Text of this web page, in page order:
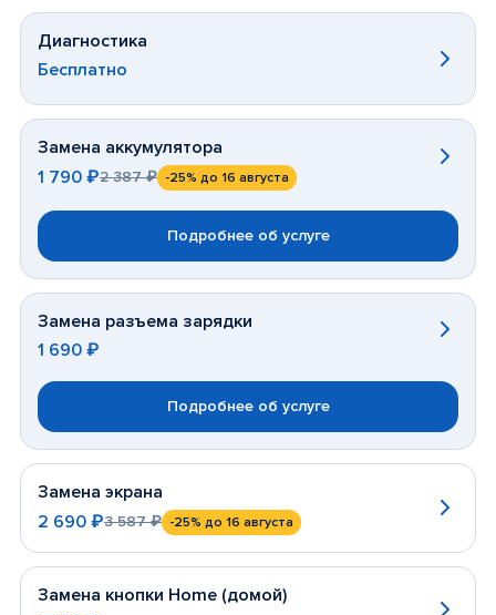
Диагностика
Бесплатно
Замена аккумулятора
1 790 ₽2 387 ₽ -25% до 16 августа
Подробнее об услуге
Замена разъема зарядки
1 690 ₽
Подробнее об услуге
Замена экрана
2 690 ₽3 587 ₽ -25% до 16 августа
Замена кнопки Home (домой)